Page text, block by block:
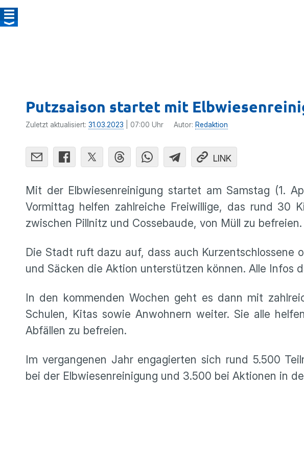
Putzsaison startet mit
Zuletzt aktualisiert: 31.03.2023 | 07:00 Uhr Autor: Redaktion
LINK
Mit der Elbwiesenreinigung startet am Samstag (1.
Vormittag helfen zahlreiche Freiwillige, das rund 30
zwischen Pillnitz und Cossebaude, von Müll zu befreien.
Die Stadt ruft dazu auf, dass auch Kurzentschlossene
und Säcken die Aktion unterstützen können. Alle Infos
In den kommenden Wochen geht es dann mit
Schulen, Kitas sowie Anwohnern weiter. Sie alle
Abfällen zu befreien.
Im vergangenen Jahr engagierten sich rund 5.500
bei der Elbwiesenreinigung und 3.500 bei Aktionen in